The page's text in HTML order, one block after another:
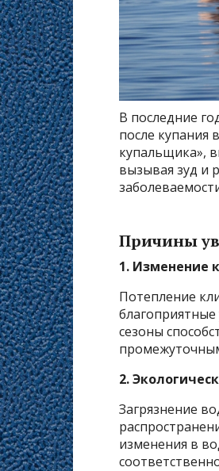
В последние
после купания
купальщика»,
вызывая зуд и
Причины
1. Изменение
Потепление
сезоны
2.
Загрязнение
изменения в